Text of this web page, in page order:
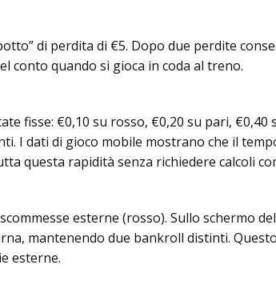
di perdita di €5. Dopo due perdite
conto quando si gioca in coda al treno.
fisse: €0,10 su rosso, €0,20 su pari, €0,40
I dati di gioco mobile mostrano che il
questa rapidità senza richiedere calcoli
esterne (rosso). Sullo schermo
mantenendo due bankroll distinti.
esterne.